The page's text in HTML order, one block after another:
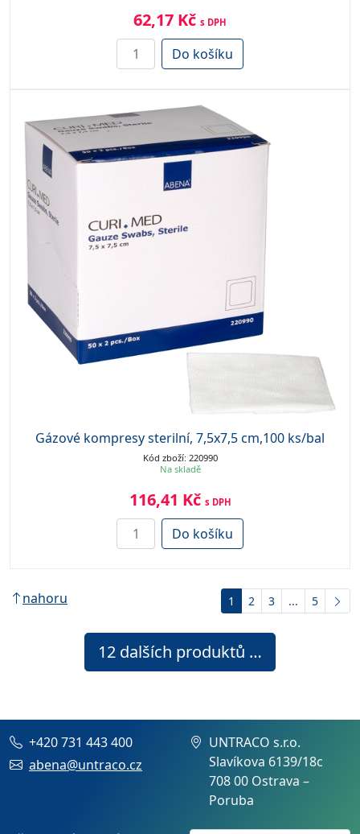
62,17 Kč s DPH
Do košíku
Gázové kompresy sterilní, 7,5x7,5 cm,100 ks/bal
Kód zboží: 220990
Na skladě
116,41 Kč s DPH
Do košíku
nahoru 1 2 3 ... 5
12 dalších produktů …
+420 731 443 400
abena@untraco.cz
UNTRACO s.r.o.
Slavíkova 6139/18c
708 00 Ostrava –
Poruba